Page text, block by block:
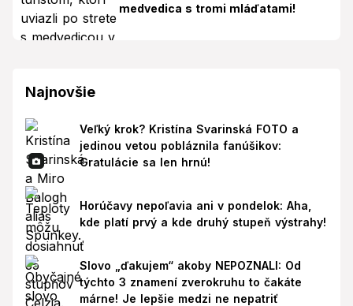
medvedica s tromi mláďatami!
Najnovšie
Veľký krok? Kristína Svarinská FOTO a
jedinou vetou pobláznila fanúšikov:
Gratulácie sa len hrnú!
Horúčavy nepoľavia ani v pondelok: Aha,
kde platí prvý a kde druhý stupeň výstrahy!
Slovo „ďakujem“ akoby NEPOZNALI: Od
týchto 3 znamení zverokruhu to čakáte
márne! Je lepšie medzi ne nepatriť